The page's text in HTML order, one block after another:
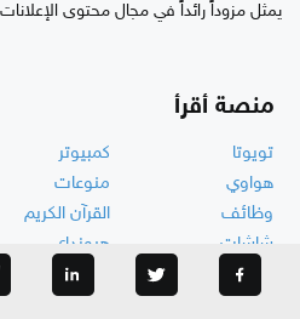
يمثل مزوداً رائداً في مجال محتوى الإعلانات
منصة أقرأ
تويوتا
كمبيوتر
هواوي
منوعات
وظائف
القرآن الكريم
شاشات
هيونداي
فن الطهي والحلويات
حيوانات وطيور